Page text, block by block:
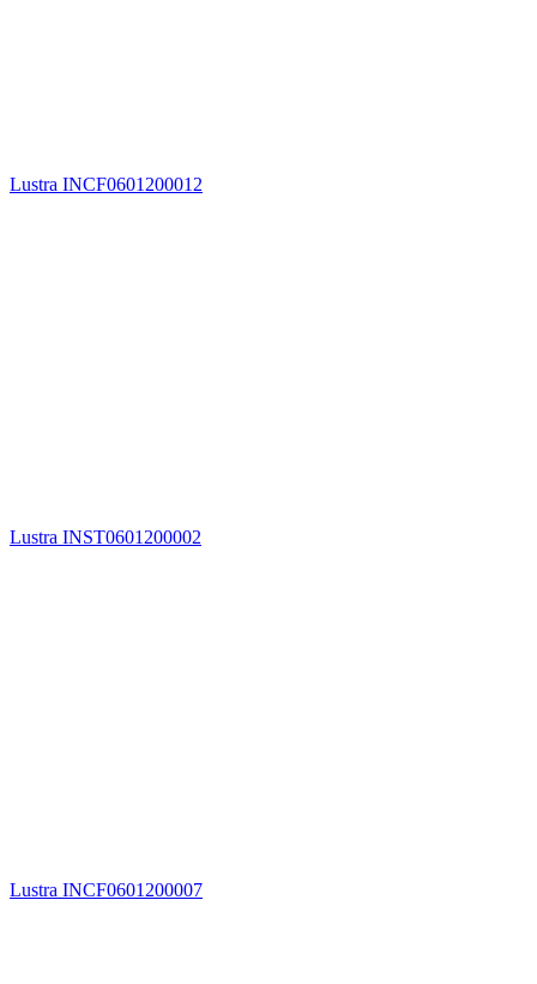
Lustra INCF0601200012
Lustra INST0601200002
Lustra INCF0601200007